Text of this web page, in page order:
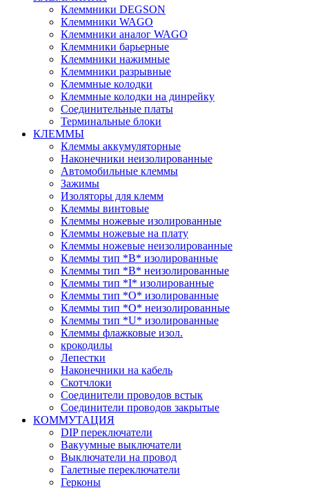
Клеммники DEGSON
Клеммники WAGO
Клеммники аналог WAGO
Клеммники барьерные
Клеммники нажимные
Клеммники разрывные
Клеммные колодки
Клеммные колодки на динрейку
Соединительные платы
Терминальные блоки
КЛЕММЫ
Клеммы аккумуляторные
Наконечники неизолированные
Автомобильные клеммы
Зажимы
Изоляторы для клемм
Клеммы винтовые
Клеммы ножевые изолированные
Клеммы ножевые на плату
Клеммы ножевые неизолированные
Клеммы тип *B* изолированные
Клеммы тип *B* неизолированные
Клеммы тип *I* изолированные
Клеммы тип *O* изолированные
Клеммы тип *O* неизолированные
Клеммы тип *U* изолированные
Клеммы флажковые изол.
крокодилы
Лепестки
Наконечники на кабель
Скотчлоки
Соединители проводов встык
Соединители проводов закрытые
КОММУТАЦИЯ
DIP переключатели
Вакуумные выключатели
Выключатели на провод
Галетные переключатели
Герконы